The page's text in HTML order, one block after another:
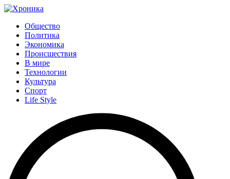
Общество
Политика
Экономика
Происшествия
В мире
Технологии
Культура
Спорт
Life Style